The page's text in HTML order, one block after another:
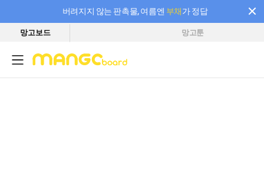
버려지지 않는 판촉물, 여름엔 부채가 정답
필요한 만큼 충전하고 끊김 없이 작업하세요! 새로워진 AI 부스터 요금제
망고보드 망고툰